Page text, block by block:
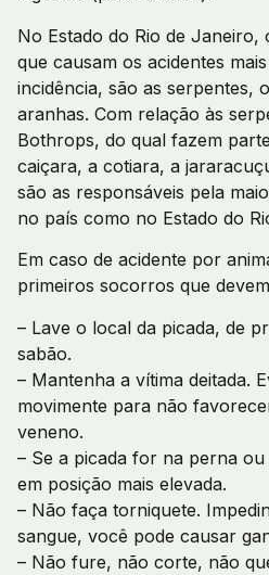
No Estado do Rio de Janeiro,
que causam os acidentes
incidência, são as serpentes,
aranhas. Com relação às
Bothrops, do qual fazem
caiçara, a cotiara, a
são as responsáveis pela
no país como no Estado do
Em caso de acidente por
primeiros socorros que
– Lave o local da picada, de
sabão.
– Mantenha a vítima deitada.
movimente para não
veneno.
– Se a picada for na perna
em posição mais elevada.
– Não faça torniquete.
sangue, você pode causar
– Não fure, não corte, não